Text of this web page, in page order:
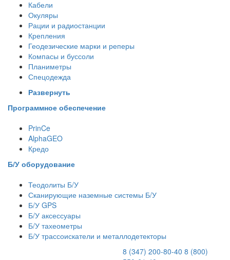
Кабели
Окуляры
Рации и радиостанции
Крепления
Геодезические марки и реперы
Компасы и буссоли
Планиметры
Спецодежда
Развернуть
Программное обеспечение
PrinCe
AlphaGEO
Кредо
Б/У оборудование
Теодолиты Б/У
Сканирующие наземные системы Б/У
Б/У GPS
Б/У аксессуары
Б/У тахеометры
Б/У трассоискатели и металлодетекторы
8 (347) 200-80-40 8 (800)